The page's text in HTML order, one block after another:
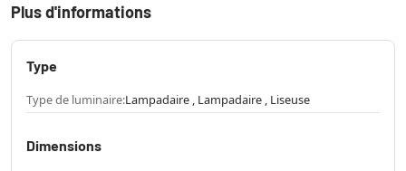
Plus d'informations
Type
Type de luminaire:Lampadaire , Lampadaire , Liseuse
Dimensions